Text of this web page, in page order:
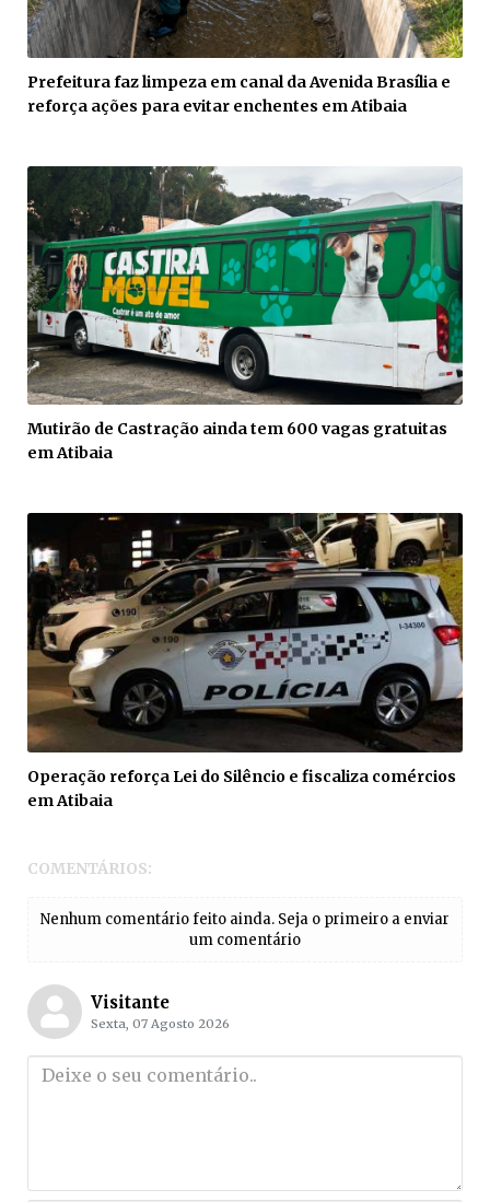
Prefeitura faz limpeza em canal da Avenida Brasília e
reforça ações para evitar enchentes em Atibaia
Mutirão de Castração ainda tem 600 vagas gratuitas
em Atibaia
Operação reforça Lei do Silêncio e fiscaliza comércios
em Atibaia
COMENTÁRIOS:
Nenhum comentário feito ainda. Seja o primeiro a enviar
um comentário
Visitante
Sexta, 07 Agosto 2026